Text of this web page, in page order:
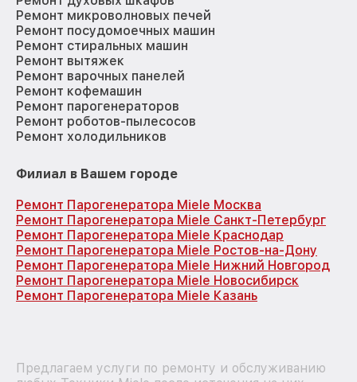
Ремонт микроволновых печей
Ремонт посудомоечных машин
Ремонт стиральных машин
Ремонт вытяжек
Ремонт варочных панелей
Ремонт кофемашин
Ремонт парогенераторов
Ремонт роботов-пылесосов
Ремонт холодильников
Филиал в Вашем городе
Ремонт Парогенератора Miele Москва
Ремонт Парогенератора Miele Санкт-Петербург
Ремонт Парогенератора Miele Краснодар
Ремонт Парогенератора Miele Ростов-на-Дону
Ремонт Парогенератора Miele Нижний Новгород
Ремонт Парогенератора Miele Новосибирск
Ремонт Парогенератора Miele Казань
Предлагаем услуги по ремонту и обслуживанию